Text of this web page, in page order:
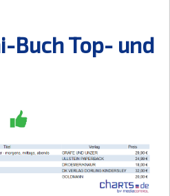
Buch Top- und